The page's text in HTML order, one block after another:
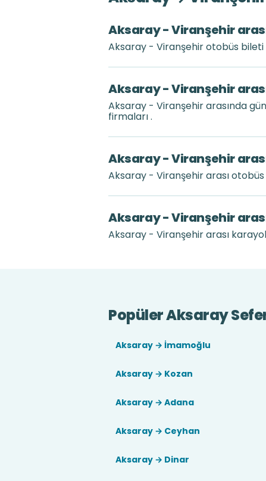
Aksaray - Viranşehir
Aksaray - Viranşehir otobüs bileti
Aksaray - Viranşehir
Aksaray - Viranşehir arasında
firmaları .
Aksaray - Viranşehir
Aksaray - Viranşehir arası
Aksaray - Viranşehir
Aksaray - Viranşehir arası
Popüler Aksaray
Aksaray → İmamoğlu
Aksaray → Kozan
Aksaray → Adana
Aksaray → Ceyhan
Aksaray → Dinar